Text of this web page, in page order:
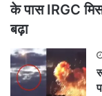
के पास IRGC
बढ़ा